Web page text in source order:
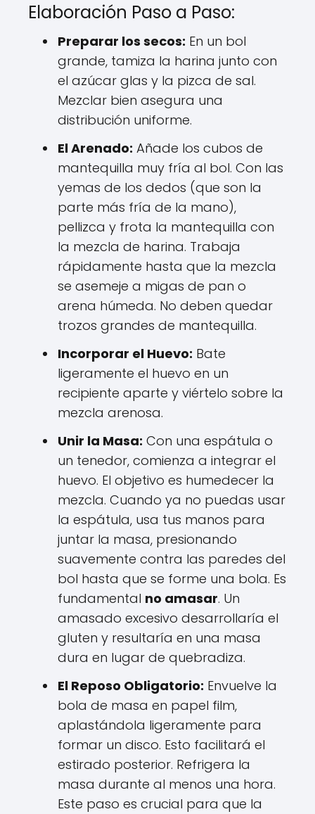
Elaboración Paso a Paso:
Preparar los secos: En un bol
grande, tamiza la harina junto con
el azúcar glas y la pizca de sal.
Mezclar bien asegura una
distribución uniforme.
El Arenado: Añade los cubos de
mantequilla muy fría al bol. Con las
yemas de los dedos (que son la
parte más fría de la mano),
pellizca y frota la mantequilla con
la mezcla de harina. Trabaja
rápidamente hasta que la mezcla
se asemeje a migas de pan o
arena húmeda. No deben quedar
trozos grandes de mantequilla.
Incorporar el Huevo: Bate
ligeramente el huevo en un
recipiente aparte y viértelo sobre la
mezcla arenosa.
Unir la Masa: Con una espátula o
un tenedor, comienza a integrar el
huevo. El objetivo es humedecer la
mezcla. Cuando ya no puedas usar
la espátula, usa tus manos para
juntar la masa, presionando
suavemente contra las paredes del
bol hasta que se forme una bola. Es
fundamental no amasar. Un
amasado excesivo desarrollaría el
gluten y resultaría en una masa
dura en lugar de quebradiza.
El Reposo Obligatorio: Envuelve la
bola de masa en papel film,
aplastándola ligeramente para
formar un disco. Esto facilitará el
estirado posterior. Refrigera la
masa durante al menos una hora.
Este paso es crucial para que la